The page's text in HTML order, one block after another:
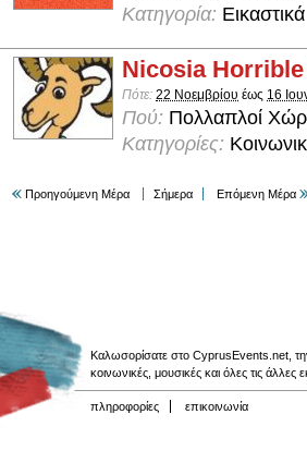
Κατηγορία: Εικαστικά
Nicosia
Πότε: 22 Νοεμβρίου έως 16
Πού: Πολλαπλοί
Κατηγορίες:
Προηγούμενη Μέρα Σήμερα Επόμενη Μέρα
Καλωσορίσατε στο CyprusEvents.net, την
κοινωνικές, μουσικές και όλες τις
πληροφορίες επικοινωνία